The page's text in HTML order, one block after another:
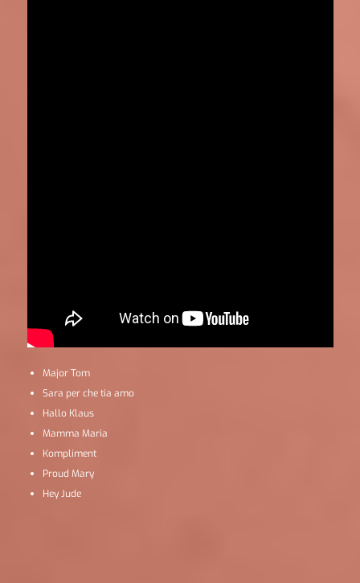
Major Tom
Sara per che tia amo
Hallo Klaus
Mamma Maria
Kompliment
Proud Mary
Hey Jude